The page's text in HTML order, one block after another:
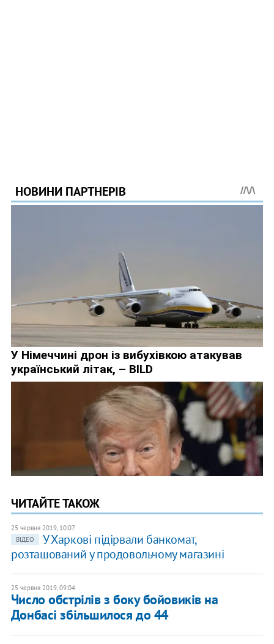
ЧИТАЙТЕ ТАКОЖ
25 червня 2019, 10:07
ВІДЕО
У Харкові підірвали банкомат,
розташований у продовольчому магазині
25 червня 2019, 09:04
Число обстрілів з боку бойовиків на
Донбасі збільшилося до 44